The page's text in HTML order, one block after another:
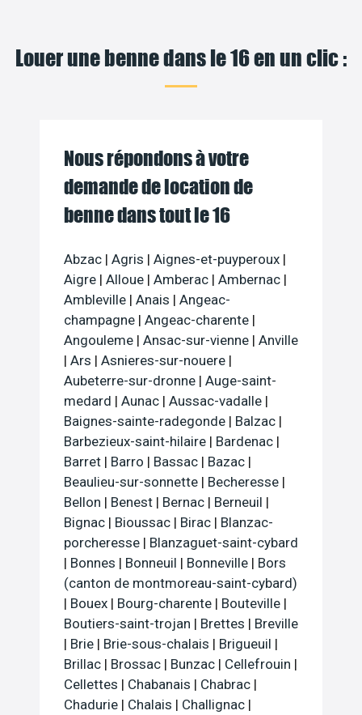
Louer une benne dans le 16 en un clic :
Nous répondons à votre
demande de location de
benne dans tout le 16
Abzac | Agris | Aignes-et-puyperoux |
Aigre | Alloue | Amberac | Ambernac |
Ambleville | Anais | Angeac-
champagne | Angeac-charente |
Angouleme | Ansac-sur-vienne | Anville
| Ars | Asnieres-sur-nouere |
Aubeterre-sur-dronne | Auge-saint-
medard | Aunac | Aussac-vadalle |
Baignes-sainte-radegonde | Balzac |
Barbezieux-saint-hilaire | Bardenac |
Barret | Barro | Bassac | Bazac |
Beaulieu-sur-sonnette | Becheresse |
Bellon | Benest | Bernac | Berneuil |
Bignac | Bioussac | Birac | Blanzac-
porcheresse | Blanzaguet-saint-cybard
| Bonnes | Bonneuil | Bonneville | Bors
(canton de montmoreau-saint-cybard)
| Bouex | Bourg-charente | Bouteville |
Boutiers-saint-trojan | Brettes | Breville
| Brie | Brie-sous-chalais | Brigueuil |
Brillac | Brossac | Bunzac | Cellefrouin |
Cellettes | Chabanais | Chabrac |
Chadurie | Chalais | Challignac |